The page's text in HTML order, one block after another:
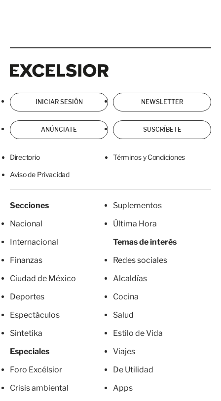
INICIAR SESIÓN NEWSLETTER
ANÚNCIATE SUSCRÍBETE
Directorio Términos y Condiciones
Aviso de Privacidad
Secciones
Nacional
Internacional
Finanzas
Ciudad de México
Deportes
Espectáculos
Sintetika
Especiales
Foro Excélsior
Crisis ambiental
Suplementos
Última Hora
Temas de interés
Redes sociales
Alcaldías
Cocina
Salud
Estilo de Vida
Viajes
De Utilidad
Apps